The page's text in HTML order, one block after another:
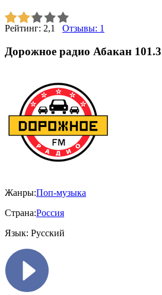
Рейтинг: 2,1 Отзывы: 1
Дорожное радио Абакан
Жанры:Поп-музыка
Страна:Россия
Язык: Русский